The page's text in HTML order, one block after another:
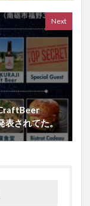
Next
されてた。